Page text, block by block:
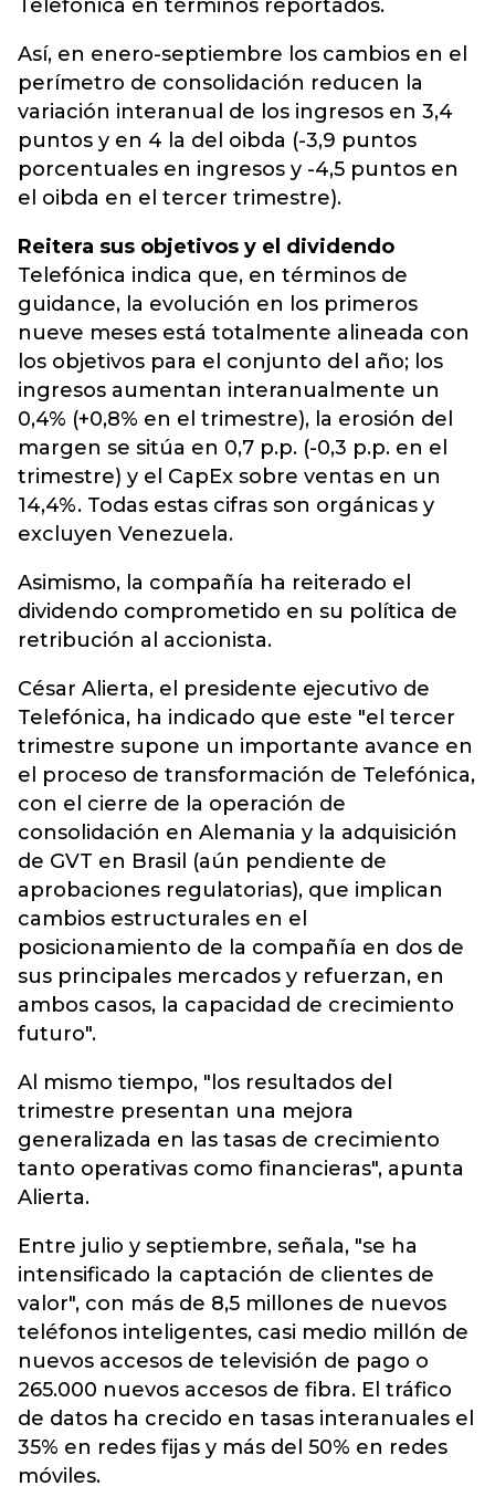
Telefónica en términos reportados.
Así, en enero-septiembre los cambios en el
perímetro de consolidación reducen la
variación interanual de los ingresos en 3,4
puntos y en 4 la del oibda (-3,9 puntos
porcentuales en ingresos y -4,5 puntos en
el oibda en el tercer trimestre).
Reitera sus objetivos y el dividendo
Telefónica indica que, en términos de
guidance, la evolución en los primeros
nueve meses está totalmente alineada con
los objetivos para el conjunto del año; los
ingresos aumentan interanualmente un
0,4% (+0,8% en el trimestre), la erosión del
margen se sitúa en 0,7 p.p. (-0,3 p.p. en el
trimestre) y el CapEx sobre ventas en un
14,4%. Todas estas cifras son orgánicas y
excluyen Venezuela.
Asimismo, la compañía ha reiterado el
dividendo comprometido en su política de
retribución al accionista.
César Alierta, el presidente ejecutivo de
Telefónica, ha indicado que este "el tercer
trimestre supone un importante avance en
el proceso de transformación de Telefónica,
con el cierre de la operación de
consolidación en Alemania y la adquisición
de GVT en Brasil (aún pendiente de
aprobaciones regulatorias), que implican
cambios estructurales en el
posicionamiento de la compañía en dos de
sus principales mercados y refuerzan, en
ambos casos, la capacidad de crecimiento
futuro".
Al mismo tiempo, "los resultados del
trimestre presentan una mejora
generalizada en las tasas de crecimiento
tanto operativas como financieras", apunta
Alierta.
Entre julio y septiembre, señala, "se ha
intensificado la captación de clientes de
valor", con más de 8,5 millones de nuevos
teléfonos inteligentes, casi medio millón de
nuevos accesos de televisión de pago o
265.000 nuevos accesos de fibra. El tráfico
de datos ha crecido en tasas interanuales el
35% en redes fijas y más del 50% en redes
móviles.